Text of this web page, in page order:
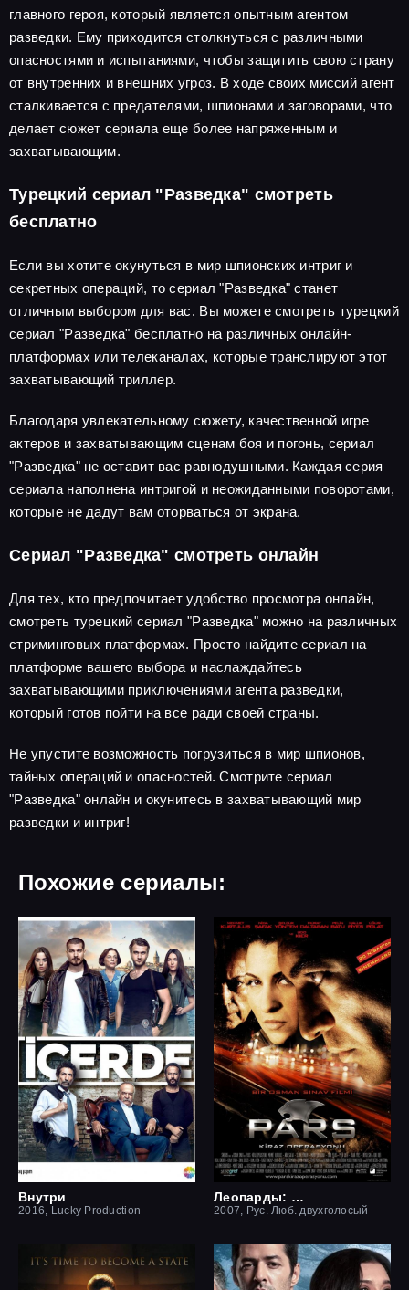
главного героя, который является опытным агентом
разведки. Ему приходится столкнуться с различными
опасностями и испытаниями, чтобы защитить свою страну
от внутренних и внешних угроз. В ходе своих миссий агент
сталкивается с предателями, шпионами и заговорами, что
делает сюжет сериала еще более напряженным и
захватывающим.
Турецкий сериал "Разведка" смотреть
бесплатно
Если вы хотите окунуться в мир шпионских интриг и
секретных операций, то сериал "Разведка" станет
отличным выбором для вас. Вы можете смотреть турецкий
сериал "Разведка" бесплатно на различных онлайн-
платформах или телеканалах, которые транслируют этот
захватывающий триллер.
Благодаря увлекательному сюжету, качественной игре
актеров и захватывающим сценам боя и погонь, сериал
"Разведка" не оставит вас равнодушными. Каждая серия
сериала наполнена интригой и неожиданными поворотами,
которые не дадут вам оторваться от экрана.
Сериал "Разведка" смотреть онлайн
Для тех, кто предпочитает удобство просмотра онлайн,
смотреть турецкий сериал "Разведка" можно на различных
стриминговых платформах. Просто найдите сериал на
платформе вашего выбора и наслаждайтесь
захватывающими приключениями агента разведки,
который готов пойти на все ради своей страны.
Не упустите возможность погрузиться в мир шпионов,
тайных операций и опасностей. Смотрите сериал
"Разведка" онлайн и окунитесь в захватывающий мир
разведки и интриг!
Похожие сериалы:
Внутри
2016, Lucky Production
Леопарды: Операция вишня
2007, Рус. Люб. двухголосый